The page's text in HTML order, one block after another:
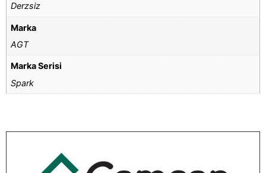
Derzsiz
Marka
AGT
Marka Serisi
Spark